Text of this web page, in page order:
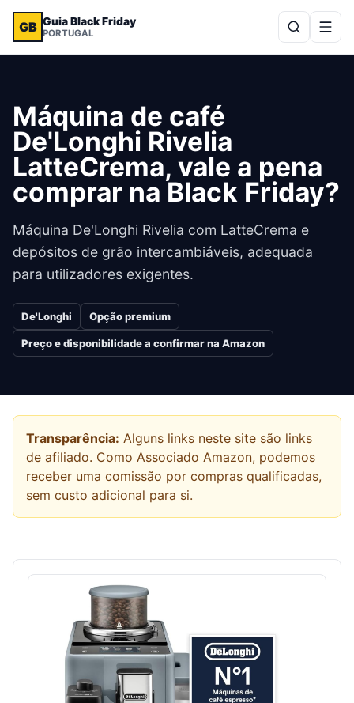
GB Guia Black Friday
PORTUGAL
Máquina de café
De'Longhi Rivelia
LatteCrema, vale a pena
comprar na Black Friday?
Máquina De'Longhi Rivelia com LatteCrema e
depósitos de grão intercambiáveis, adequada
para utilizadores exigentes.
De'Longhi Opção premium
Preço e disponibilidade a confirmar na Amazon
Transparência: Alguns links neste site são links
de afiliado. Como Associado Amazon, podemos
receber uma comissão por compras qualificadas,
sem custo adicional para si.